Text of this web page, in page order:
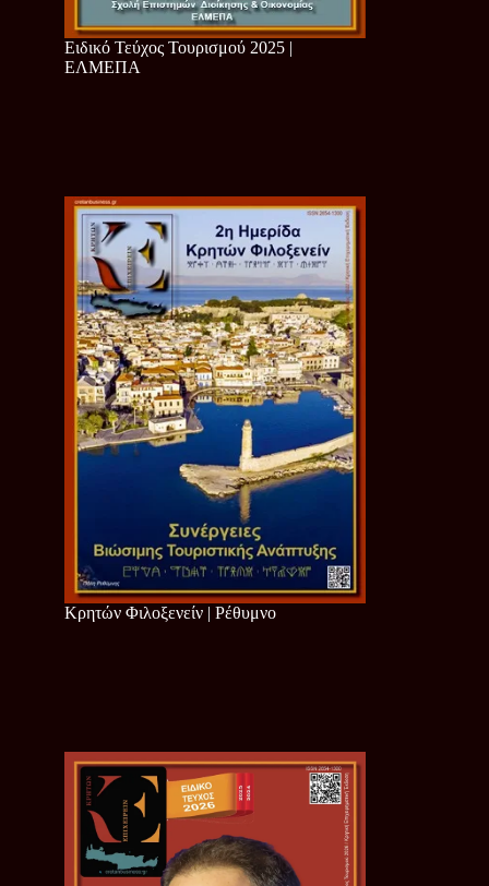
Ειδικό Τεύχος Τουρισμού 2025 |
ΕΛΜΕΠΑ
Κρητών Φιλοξενείν | Ρέθυμνο